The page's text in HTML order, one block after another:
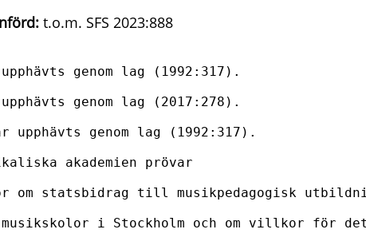
t.o.m. SFS 2023:888
genom lag (1992:317).
genom lag (2017:278).
upphävts genom lag (1992:317).
akademien prövar
om statsbidrag till musikpedagogisk
i Stockholm och om villkor för